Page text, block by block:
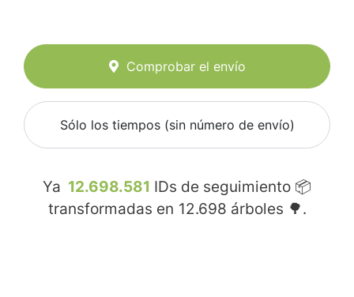
Comprobar el envío
Sólo los tiempos (sin número de envío)
Ya 12.698.581 IDs de seguimiento 📦
transformadas en 12.698 árboles 🌳.